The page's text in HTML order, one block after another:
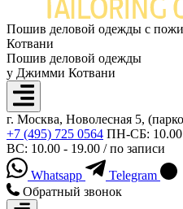
Пошив деловой одежды с
Котвани
Пошив деловой одежды
у Джимми Котвани
г. Москва, Новолесная 5,
+7 (495) 725 0564 ПН-СБ: 10.00
ВС: 10.00 - 19.00 / по записи
Whatsapp
Telegram
Обратный звонок